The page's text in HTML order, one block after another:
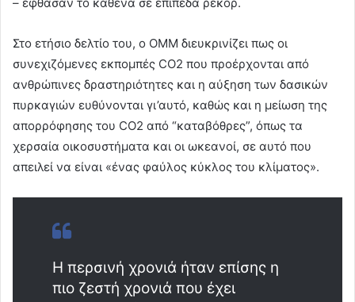
– έφθασαν το καθένα σε επίπεδα ρεκόρ.
Στο ετήσιο δελτίο του, ο OMM διευκρινίζει πως οι
συνεχιζόμενες εκπομπές CO2 που προέρχονται από
ανθρώπινες δραστηριότητες και η αύξηση των δασικών
πυρκαγιών ευθύνονται γι’αυτό, καθώς και η μείωση της
απορρόφησης του CO2 από “καταβόθρες”, όπως τα
χερσαία οικοσυστήματα και οι ωκεανοί, σε αυτό που
απειλεί να είναι «ένας φαύλος κύκλος του κλίματος».
Η περσινή χρονιά ήταν επίσης η
πιο ζεστή χρονιά που έχει